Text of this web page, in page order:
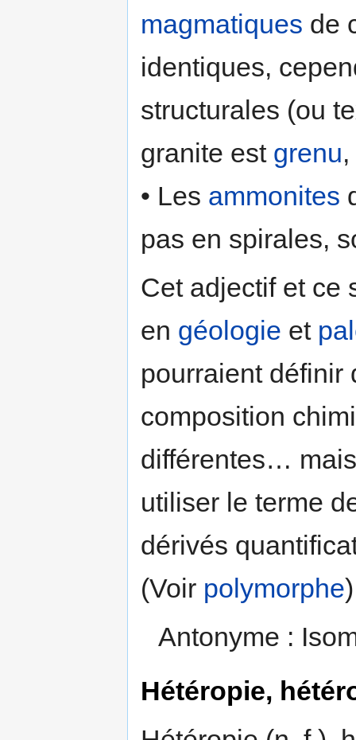
magmatiques de
identiques,
structurales (ou
granite est grenu
• Les ammonites
pas en spirales,
Cet adjectif et ce
en géologie et
pourraient définir
composition
différentes…
utiliser le terme
dérivés
(Voir polymorphe
Antonyme :
Hétéropie,